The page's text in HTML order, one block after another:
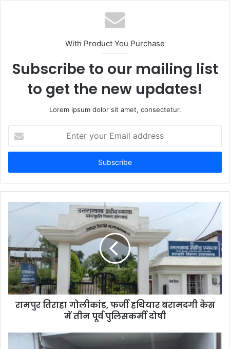
With Product You Purchase
Subscribe to our mailing list
to get the new updates!
Lorem ipsum dolor sit amet, consectetur.
your
Email
रामपुर तिराहा गोलीकांड, फर्जी हथियार बरामदगी केस
में तीन पूर्व पुलिसकर्मी दोषी